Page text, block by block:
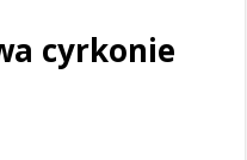
cyrkonie